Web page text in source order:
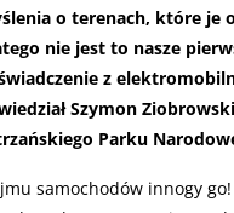
o terenach, które je
nie jest to nasze
z
Szymon
Parku
samochodów innogy